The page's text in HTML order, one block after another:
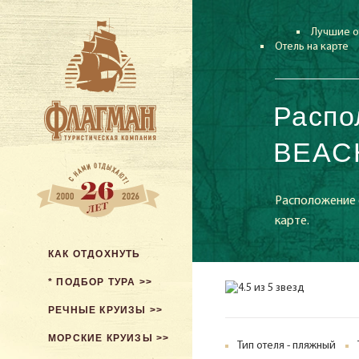
КАК ОТДОХНУТЬ
* ПОДБОР ТУРА >>
РЕЧНЫЕ КРУИЗЫ >>
МОРСКИЕ КРУИЗЫ >>
Лучшие
Отель на карте
Расположение
карте.
Тип отеля - пляжный